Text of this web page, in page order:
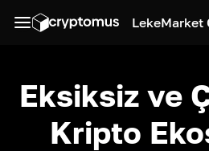
LekeMarket
Eksiksiz ve
Kripto